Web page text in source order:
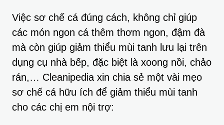
Việc sơ chế cá đúng cách, không chỉ giúp
các món ngon cá thêm thơm ngon, đậm đà
mà còn giúp giảm thiểu mùi tanh lưu lại trên
dụng cụ nhà bếp, đặc biệt là xoong nồi, chảo
rán,… Cleanipedia xin chia sẻ một vài mẹo
sơ chế cá hữu ích để giảm thiểu mùi tanh
cho các chị em nội trợ: